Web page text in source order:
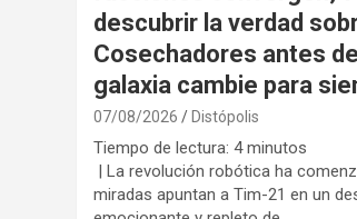
descubrir la verdad
Cosechadores antes
galaxia cambie para
07/08/2026 Distópolis
Tiempo de lectura: 4 minutos
| La revolución robótica ha
miradas apuntan a Tim-21 en un